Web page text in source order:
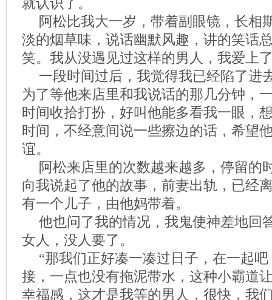
就认识了。
阿松比我大一岁，带着副眼镜，长相
淡的烟草味，说话幽默风趣，讲的笑话
笑。我从没遇见过这样的男人，我爱上
一段时间过后，我觉得我已经陷了进
为了等他来店里和我说话的那几分钟，
时间收拾打扮，好叫他能多看我一眼，
时间，不经意间说一些擦边的话，希望
谊。
阿松来店里的次数越来越多，停留的
向我说起了他的故事，前妻出轨，已经
有一个儿子，由他妈带着。
他也问了我的情况，我鬼使神差地回
女人，没人要了。
“那我们正好凑一凑过日子，在一起
接，一点也没有拖泥带水，这种小霸道
幸福感，这才是我等的男人，很快，我